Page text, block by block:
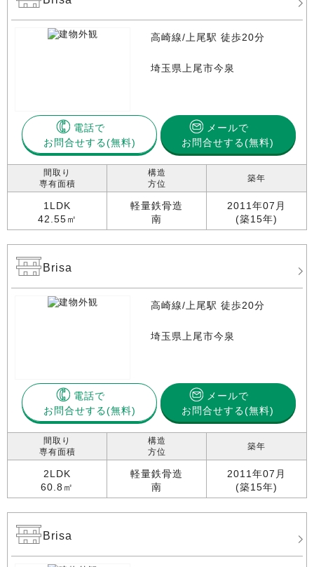
高崎線/上尾駅 徒歩20分
埼玉県上尾市今泉
電話で
お問合せする
メールで
お問合せする(無料)
間取り
専有面積
1LDK
42.55㎡
構造
方位
軽量鉄骨造
南
築年
2011年07月
(築15年)
Brisa
高崎線/上尾駅 徒歩20分
埼玉県上尾市今泉
電話で
お問合せする
メールで
お問合せする(無料)
間取り
専有面積
2LDK
60.8㎡
構造
方位
軽量鉄骨造
南
築年
2011年07月
(築15年)
Brisa